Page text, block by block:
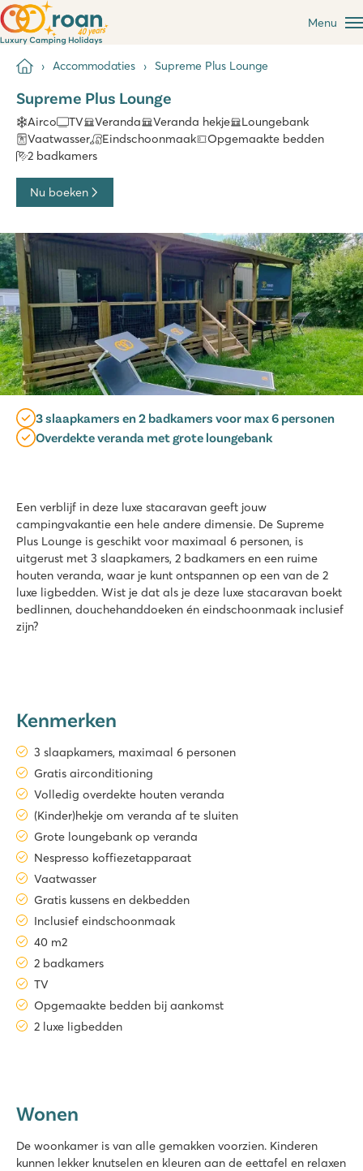
Menu
Accommodaties Supreme Plus Lounge
Supreme Plus Lounge
Airco TV Veranda Veranda hekje
Loungebank
Vaatwasser
Eindschoonmaak
Opgemaakte bedden
2 badkamers
Nu boeken
3 slaapkamers en 2 badkamers voor max 6 personen
Overdekte veranda met grote loungebank
Een verblijf in deze luxe stacaravan geeft jouw
campingvakantie een hele andere dimensie. De Supreme
Plus Lounge is geschikt voor maximaal 6 personen, is
uitgerust met 3 slaapkamers, 2 badkamers en een ruime
houten veranda, waar je kunt ontspannen op een van de 2
luxe ligbedden. Wist je dat als je deze luxe stacaravan boekt
bedlinnen, douchehanddoeken én eindschoonmaak inclusief
zijn?
Kenmerken
3 slaapkamers, maximaal 6 personen
Gratis airconditioning
Volledig overdekte houten veranda
(Kinder)hekje om veranda af te sluiten
Grote loungebank op veranda
Nespresso koffiezetapparaat
Vaatwasser
Gratis kussens en dekbedden
Inclusief eindschoonmaak
40 m2
2 badkamers
TV
Opgemaakte bedden bij aankomst
2 luxe ligbedden
Wonen
De woonkamer is van alle gemakken voorzien. Kinderen
kunnen lekker knutselen en kleuren aan de eettafel en relaxen